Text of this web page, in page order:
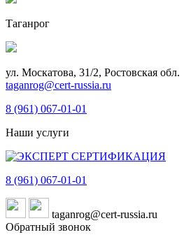
Таганрог
ул. Москатова, 31/2, Ростовская обл.
taganrog@cert-russia.ru
8 (961) 067-01-01
Наши услуги
8 (961) 067-01-01
taganrog@cert-russia.ru
Обратный звонок